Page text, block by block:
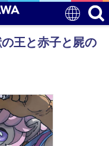
王と赤子と屍の